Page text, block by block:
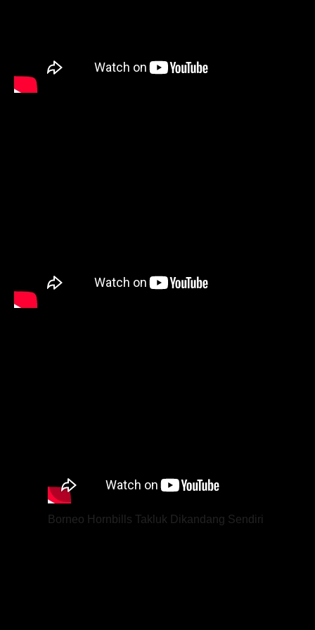
Borneo Hornbills Takluk Dikandang Sendiri